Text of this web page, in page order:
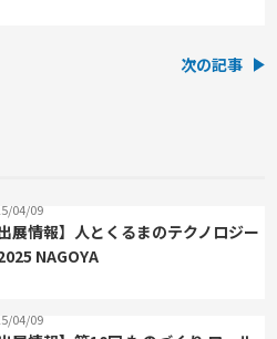
次の記事
04/09
出展情報】人とくるまのテクノロジー
NAGOYA
04/09